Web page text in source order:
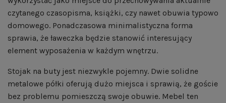
czytanego czasopisma, książki, czy nawet obuwia typowo
domowego. Ponadczasowa minimalistyczna forma
sprawia, że ławeczka będzie stanowić interesujący
element wyposażenia w każdym wnętrzu.
Stojak na buty jest niezwykle pojemny. Dwie solidne
metalowe półki oferują dużo miejsca i sprawią, że goście
bez problemu pomieszczą swoje obuwie. Mebel ten